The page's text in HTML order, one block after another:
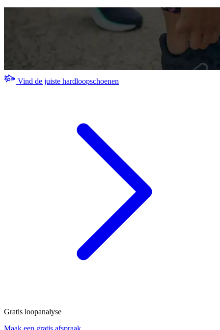
Vind de juiste hardloopschoenen
Gratis loopanalyse